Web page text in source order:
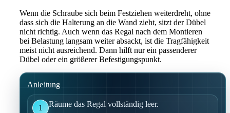
Wenn die Schraube sich beim Festziehen weiterdreht, ohne
dass sich die Halterung an die Wand zieht, sitzt der Dübel
nicht richtig. Auch wenn das Regal nach dem Montieren
bei Belastung langsam weiter absackt, ist die Tragfähigkeit
meist nicht ausreichend. Dann hilft nur ein passenderer
Dübel oder ein größerer Befestigungspunkt.
Anleitung
1 Räume das Regal vollständig leer.